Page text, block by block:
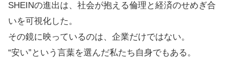
SHEINの進出は、社会が抱える倫理と経済のせめぎ合
いを可視化した。
その鏡に映っているのは、企業だけではない。
“安い”という言葉を選んだ私たち自身でもある。